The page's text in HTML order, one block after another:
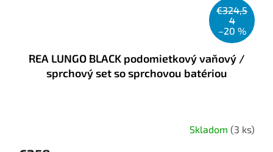
€324,5
4
–20 %
REA LUNGO BLACK podomietkový vaňový /
sprchový set so sprchovou batériou
Skladom (3 ks)